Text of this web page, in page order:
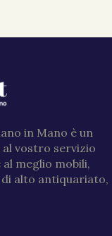
in Mano è un
vostro servizio
meglio mobili,
alto antiquariato,